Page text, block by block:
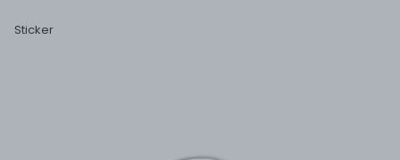
Sticker